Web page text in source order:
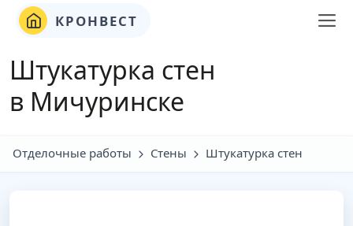
КРОНВЕСТ
Штукатурка стен
в Мичуринске
Отделочные работы Стены Штукатурка стен